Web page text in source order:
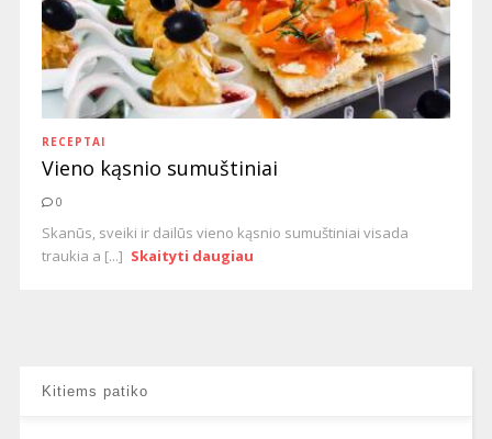
RECEPTAI
Vieno kąsnio sumuštiniai
0
Skanūs, sveiki ir dailūs vieno kąsnio sumuštiniai visada
traukia a [...] Skaityti daugiau
Kitiems patiko